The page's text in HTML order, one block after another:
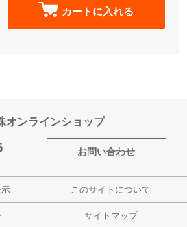
カートに入れる
オンラインショップ
お問い合わせ
このサイトについて
サイトマップ